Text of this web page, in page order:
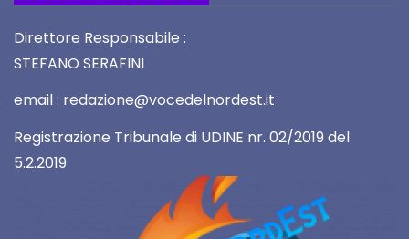
Direttore Responsabile :
STEFANO SERAFINI
email : redazione@vocedelnordest.it
Registrazione Tribunale di UDINE nr. 02/2019 del
5.2.2019